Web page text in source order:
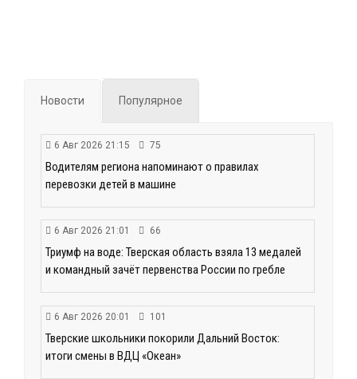
Новости Популярное
6 Авг 2026 21:15 75
Водителям региона напоминают о правилах
перевозки детей в машине
6 Авг 2026 21:01 66
Триумф на воде: Тверская область взяла 13 медалей
и командный зачёт первенства России по гребле
6 Авг 2026 20:01 101
Тверские школьники покорили Дальний Восток:
итоги смены в ВДЦ «Океан»